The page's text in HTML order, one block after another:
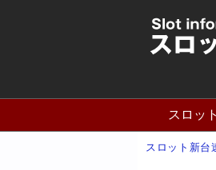
スロッ
スロット新台